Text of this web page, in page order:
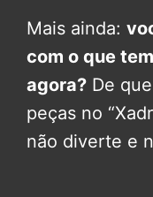
Mais ainda:
com o que
agora? De
peças no
não diverte e